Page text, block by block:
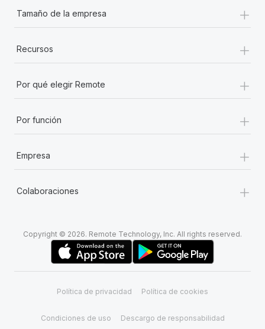
Tamaño de la empresa +
Recursos +
Por qué elegir Remote +
Por función +
Empresa +
Colaboraciones +
Copyright © 2026. Remote Technology, Inc. All rights reserved.
Política de privacidad Política de cookies
Condiciones de uso Descargo de responsabilidad